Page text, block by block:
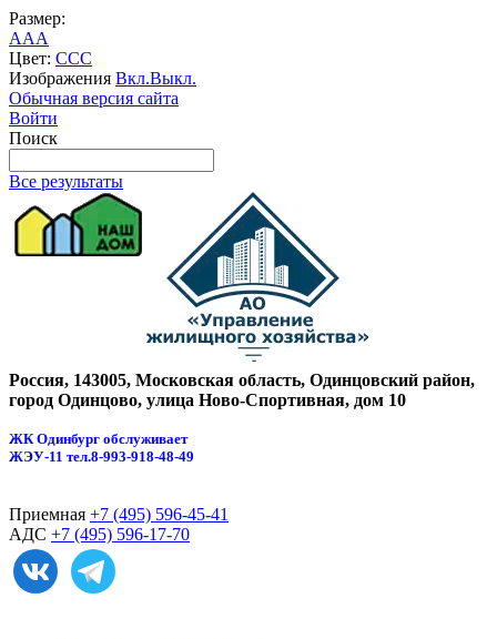
Размер:
AAA
Цвет: CCC
Изображения Вкл.Выкл.
Обычная версия сайта
Войти
Поиск
Все результаты
Россия, 143005, Московская область, Одинцовский район,
город Одинцово, улица Ново-Спортивная, дом 10
ЖК Одинбург обслуживает
ЖЭУ-11 тел.8-993-918-48-49
Приемная +7 (495) 596-45-41
АДС +7 (495) 596-17-70